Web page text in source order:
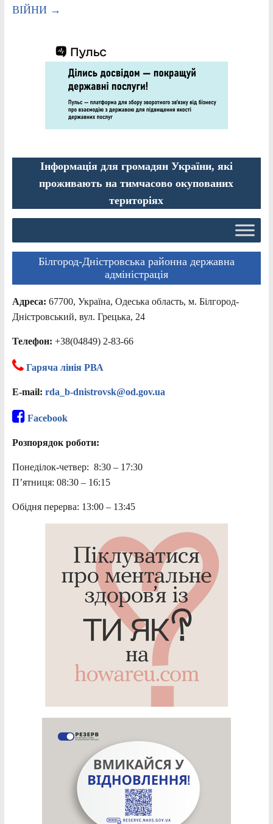
ВІЙНИ →
Інформація для громадян України, які
проживають на тимчасово окупованих
територіях
Білгород-Дністровська районна державна
адміністрація
Адреса: 67700, Україна, Одеська область, м. Білгород-
Дністровський, вул. Грецька, 24
Телефон: +38(04849) 2-83-66
Гаряча лінія РВА
E-mail: rda_b-dnistrovsk@od.gov.ua
Facebook
Розпорядок роботи:
Понеділок-четвер: 8:30 – 17:30
П’ятниця: 08:30 – 16:15
Обідня перерва: 13:00 – 13:45